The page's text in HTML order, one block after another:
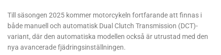
Till säsongen 2025 kommer motorcykeln fortfarande att finnas i
både manuell och automatisk Dual Clutch Transmission (DCT)-
variant, där den automatiska modellen också är utrustad med den
nya avancerade fjädringsinställningen.